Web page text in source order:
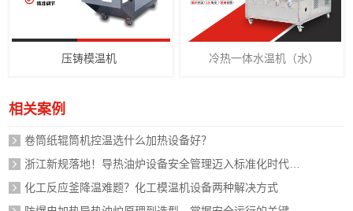
压铸模温机 冷热一体水温机（水）
相关案例
卷筒纸辊筒机控温选什么加热设备好？
化工反应釜降温难题？化工模温机设备两种解决方式